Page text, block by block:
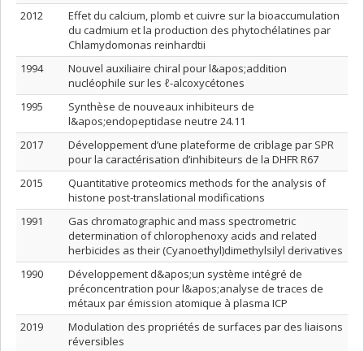
2012
Effet du calcium, plomb et cuivre sur la bioaccumulation
du cadmium et la production des phytochélatines par
Chlamydomonas reinhardtii
1994
Nouvel auxiliaire chiral pour l&apos;addition
nucléophile sur les ℓ-alcoxycétones
1995
Synthèse de nouveaux inhibiteurs de
l&apos;endopeptidase neutre 24.11
2017
Développement d’une plateforme de criblage par SPR
pour la caractérisation d’inhibiteurs de la DHFR R67
2015
Quantitative proteomics methods for the analysis of
histone post-translational modifications
1991
Gas chromatographic and mass spectrometric
determination of chlorophenoxy acids and related
herbicides as their (Cyanoethyl)dimethylsilyl derivatives
1990
Développement d&apos;un système intégré de
préconcentration pour l&apos;analyse de traces de
métaux par émission atomique à plasma ICP
2019
Modulation des propriétés de surfaces par des liaisons
réversibles